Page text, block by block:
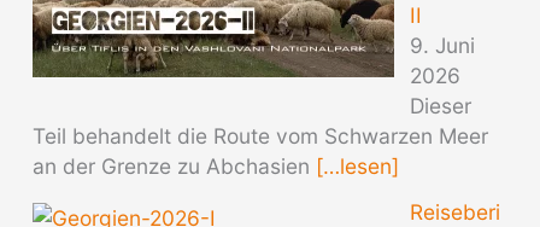
II
9. Juni
2026
Dieser
Teil behandelt die Route vom Schwarzen Meer
an der Grenze zu Abchasien […lesen]
Reiseberi